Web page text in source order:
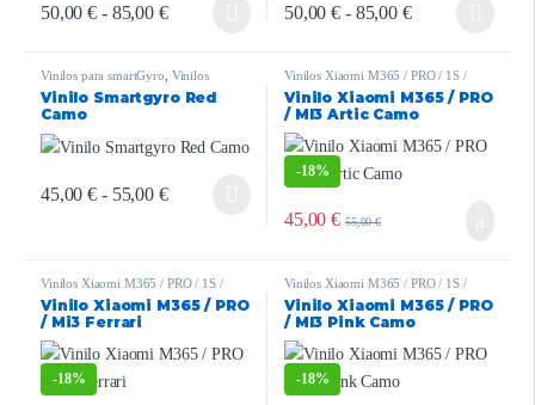
50,00€ - 85,00 € 50,00€ - 85,00 €
Vinilos para smartGyro Vinilos
smartGyro
Rockway/Speedway/Crossover,Vinilos
Zwheel ZRino
Vinilo Smartgyro Red
Camo
45,00€ - 55,00 €
Vinilos Xiaomi M365 / PRO / 1S /
ESSENTIAL / PRO2 / MI3
Vinilo Xiaomi M365 / PRO
/ MI3 Artic Camo
-18%
45,00€ 55,00€
Vinilos Xiaomi M365 / PRO / 1S /
ESSENTIAL / PRO2 / MI3
Vinilo Xiaomi M365 / PRO
/ Mi3 Ferrari
-18%
Vinilos Xiaomi M365 / PRO / 1S /
ESSENTIAL / PRO2 / MI3
Vinilo Xiaomi M365 / PRO
/ MI3 Pink Camo
-18%